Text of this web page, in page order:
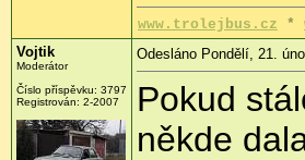
www.trolejbus.cz *
Vojtik
Moderátor
Číslo příspěvku: 3797
Registrován: 2-2007
Odesláno Pondělí, 21.
Pokud
někde